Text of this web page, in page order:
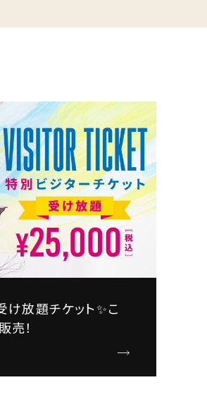
け放題チケット✨こ
売！